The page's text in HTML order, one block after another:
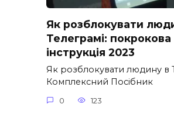
Як розблокувати
Телеграмі: покрокова
інструкція 2023
Як розблокувати людину в
Комплексний Посібник
0 123